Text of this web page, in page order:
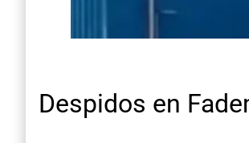
Despidos en